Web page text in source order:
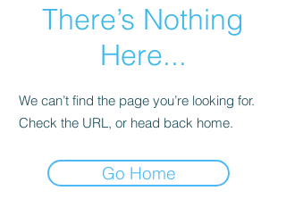
There’s Nothing
Here...
We can’t find the page you’re looking for.
Check the URL, or head back home.
Go Home